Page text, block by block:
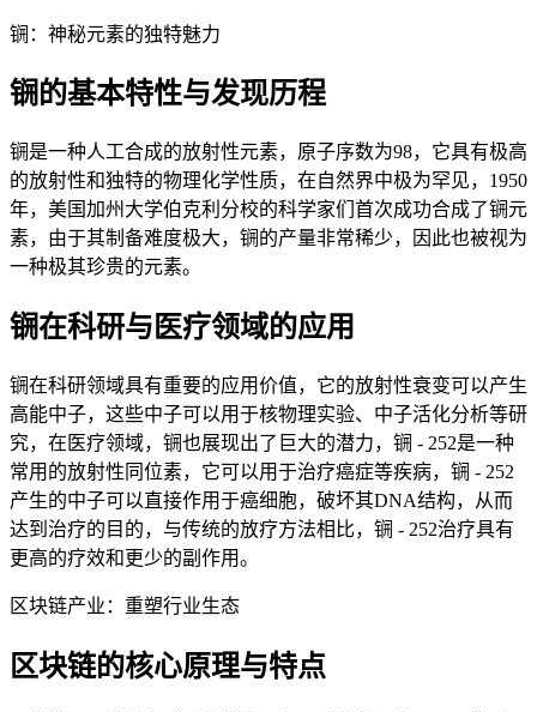
锎：神秘元素的独特魅力
锎的基本特性与发现历程
锎是一种人工合成的放射性元素，原子序数为98，它具有极高
的放射性和独特的物理化学性质，在自然界中极为罕见，1950
年，美国加州大学伯克利分校的科学家们首次成功合成了锎元
素，由于其制备难度极大，锎的产量非常稀少，因此也被视为
一种极其珍贵的元素。
锎在科研与医疗领域的应用
锎在科研领域具有重要的应用价值，它的放射性衰变可以产生
高能中子，这些中子可以用于核物理实验、中子活化分析等研
究，在医疗领域，锎也展现出了巨大的潜力，锎 - 252是一种
常用的放射性同位素，它可以用于治疗癌症等疾病，锎 - 252
产生的中子可以直接作用于癌细胞，破坏其DNA结构，从而
达到治疗的目的，与传统的放疗方法相比，锎 - 252治疗具有
更高的疗效和更少的副作用。
区块链产业：重塑行业生态
区块链的核心原理与特点